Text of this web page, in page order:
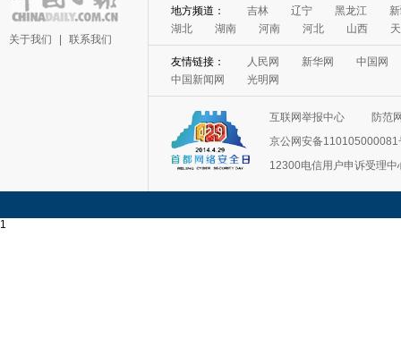
关于我们 联系我们
地方频道： 吉林 辽宁 黑龙江
湖北
湖南 河南 河北 山西
友情链接： 人民网 新华网
中国网
中国新闻网
光明网
互联网举报中心
防范
京公网安备110105000081
12300电信用户申诉受理中
1